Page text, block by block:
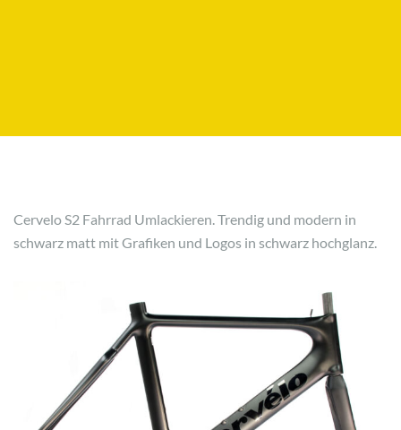
Cervelo S2 Fahrrad Umlackieren. Trendig und modern in
schwarz matt mit Grafiken und Logos in schwarz hochglanz.